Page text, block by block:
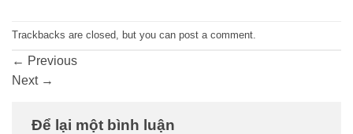
Trackbacks are closed, but you can post a comment
← Previous
Next →
Để lại một bình luận